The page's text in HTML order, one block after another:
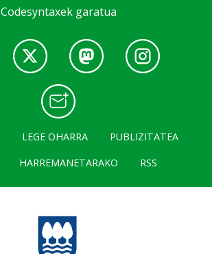
Codesyntaxek garatua
LEGE OHARRA
PUBLIZITATEA
HARREMANETARAKO RSS